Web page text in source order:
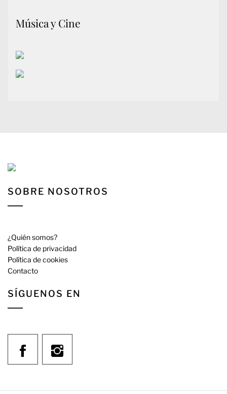
Música y Cine
SOBRE NOSOTROS
¿Quién somos?
Política de privacidad
Política de cookies
Contacto
SÍGUENOS EN